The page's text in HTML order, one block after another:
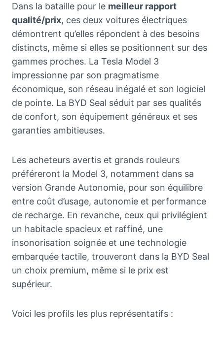
Dans la bataille pour le meilleur rapport
qualité/prix, ces deux voitures électriques
démontrent qu’elles répondent à des besoins
distincts, même si elles se positionnent sur des
gammes proches. La Tesla Model 3
impressionne par son pragmatisme
économique, son réseau inégalé et son logiciel
de pointe. La BYD Seal séduit par ses qualités
de confort, son équipement généreux et ses
garanties ambitieuses.
Les acheteurs avertis et grands rouleurs
préféreront la Model 3, notamment dans sa
version Grande Autonomie, pour son équilibre
entre coût d’usage, autonomie et performance
de recharge. En revanche, ceux qui privilégient
un habitacle spacieux et raffiné, une
insonorisation soignée et une technologie
embarquée tactile, trouveront dans la BYD Seal
un choix premium, même si le prix est
supérieur.
Voici les profils les plus représentatifs :